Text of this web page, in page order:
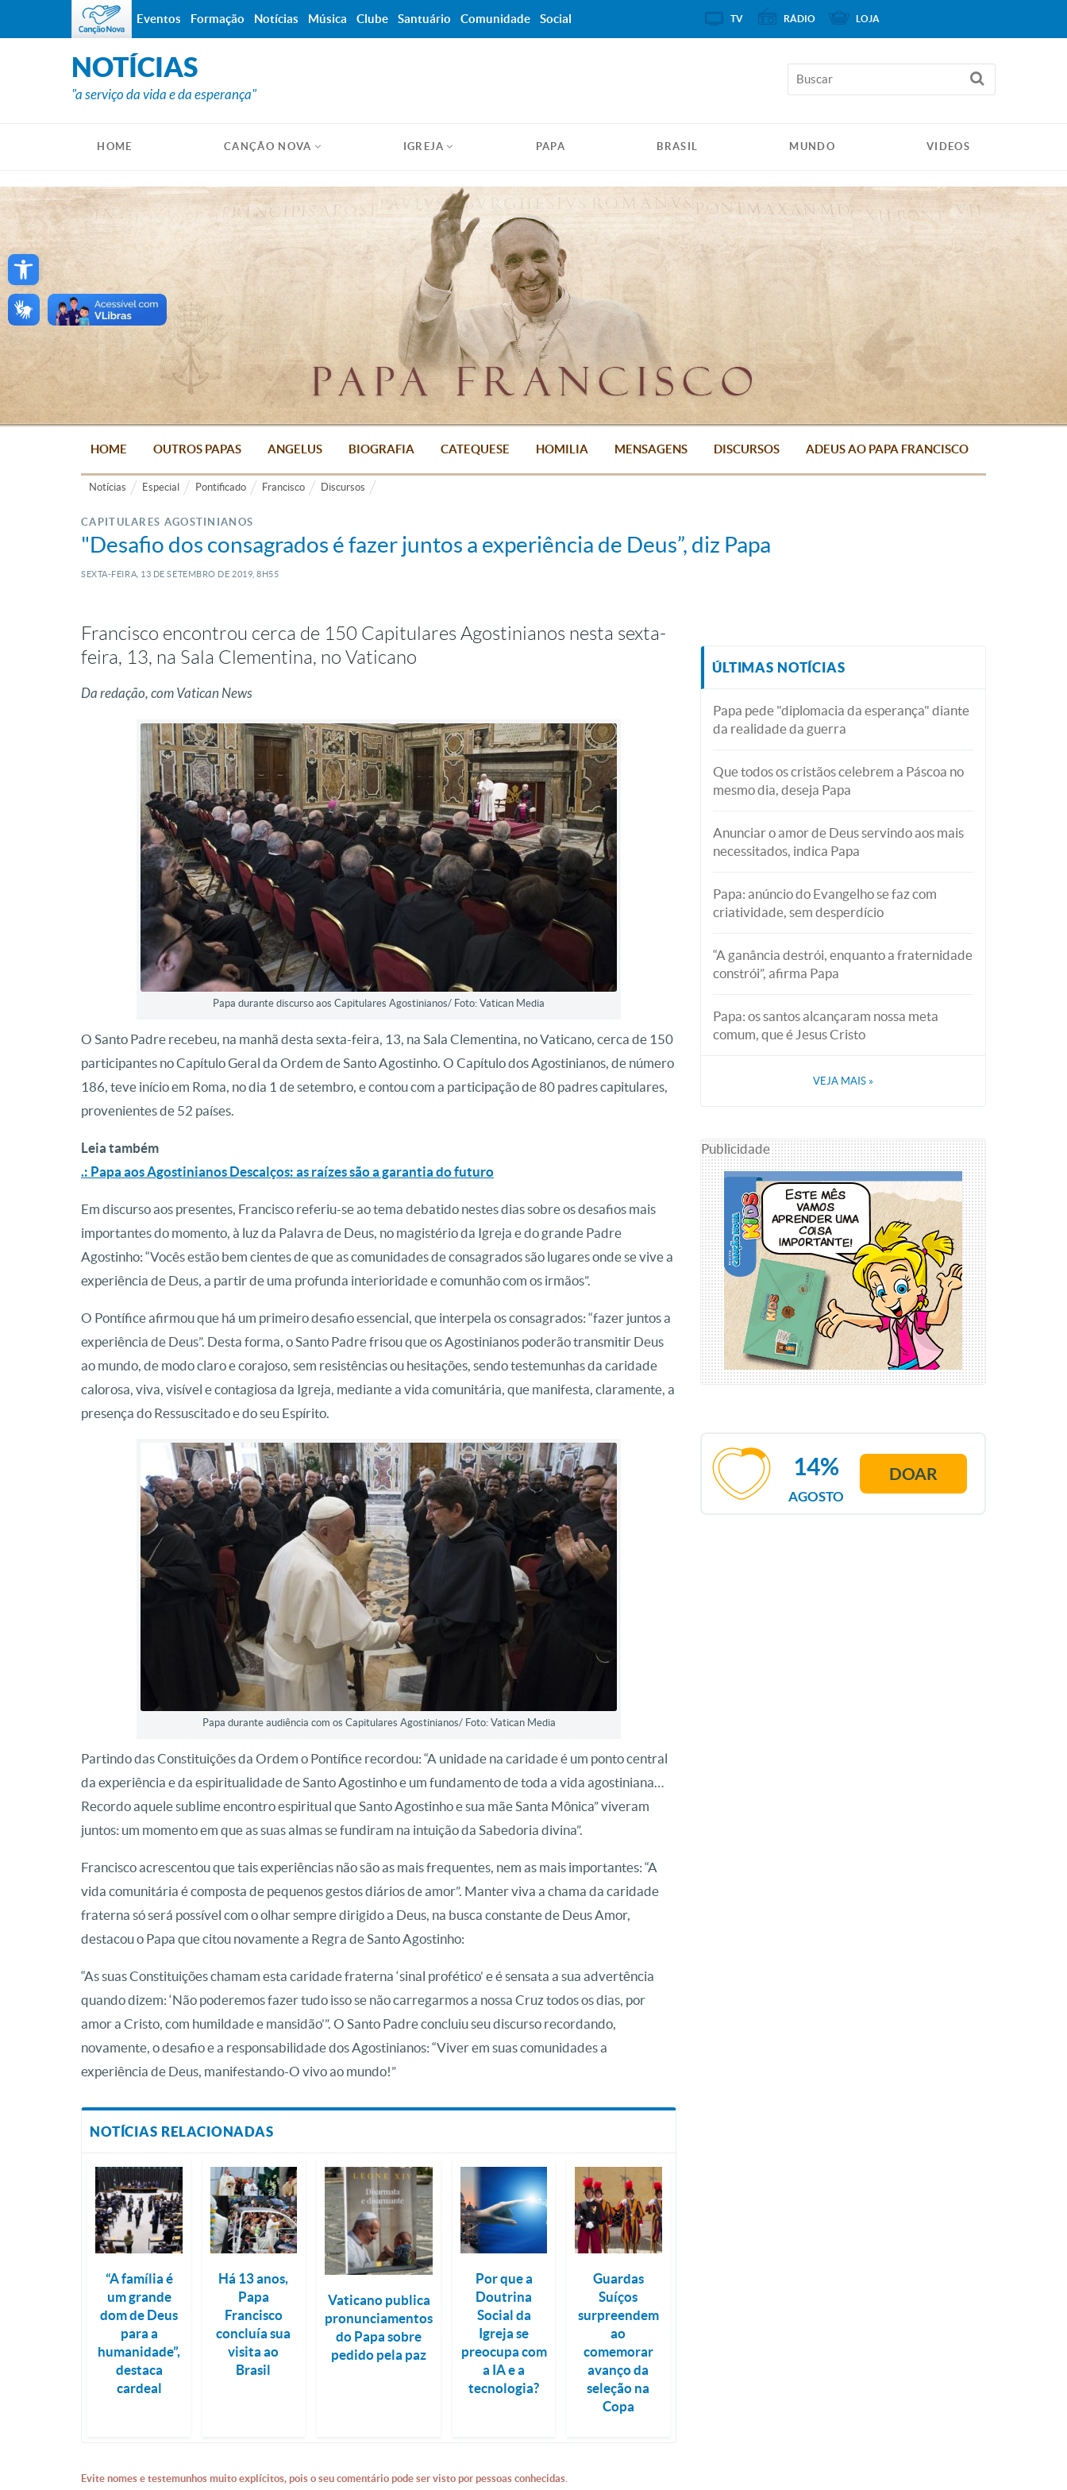
Open toolbar
NOTÍCIAS
"a serviço da vida e da esperança"
HOME CANÇÃO NOVA IGREJA PAPA BRASIL MUNDO VIDEOS
HOME OUTROS PAPAS ANGELUS BIOGRAFIA CATEQUESE HOMILIA MENSAGENS DISCURSOS ADEUS AO PAPA FRANCISCO
Notícias Especial Pontificado Francisco Discursos
CAPITULARES AGOSTINIANOS
"Desafio dos consagrados é fazer juntos a experiência de Deus”, diz Papa
SEXTA-FEIRA, 13 DE SETEMBRO DE 2019, 8H55
Francisco encontrou cerca de 150 Capitulares Agostinianos nesta sexta-
feira, 13, na Sala Clementina, no Vaticano
Da redação, com Vatican News
Papa durante discurso aos Capitulares Agostinianos/ Foto: Vatican Media
O Santo Padre recebeu, na manhã desta sexta-feira, 13, na Sala Clementina, no Vaticano, cerca de 150
participantes no Capítulo Geral da Ordem de Santo Agostinho. O Capítulo dos Agostinianos, de número
186, teve início em Roma, no dia 1 de setembro, e contou com a participação de 80 padres capitulares,
provenientes de 52 países.
Leia também
.: Papa aos Agostinianos Descalços: as raízes são a garantia do futuro
Em discurso aos presentes, Francisco referiu-se ao tema debatido nestes dias sobre os desafios mais
importantes do momento, à luz da Palavra de Deus, no magistério da Igreja e do grande Padre
Agostinho: “Vocês estão bem cientes de que as comunidades de consagrados são lugares onde se vive a
experiência de Deus, a partir de uma profunda interioridade e comunhão com os irmãos”.
O Pontífice afirmou que há um primeiro desafio essencial, que interpela os consagrados: “fazer juntos a
experiência de Deus”. Desta forma, o Santo Padre frisou que os Agostinianos poderão transmitir Deus
ao mundo, de modo claro e corajoso, sem resistências ou hesitações, sendo testemunhas da caridade
calorosa, viva, visível e contagiosa da Igreja, mediante a vida comunitária, que manifesta, claramente, a
presença do Ressuscitado e do seu Espírito.
Papa durante audiência com os Capitulares Agostinianos/ Foto: Vatican Media
Partindo das Constituições da Ordem o Pontífice recordou: “A unidade na caridade é um ponto central
da experiência e da espiritualidade de Santo Agostinho e um fundamento de toda a vida agostiniana…
Recordo aquele sublime encontro espiritual que Santo Agostinho e sua mãe Santa Mônica” viveram
juntos: um momento em que as suas almas se fundiram na intuição da Sabedoria divina”.
Francisco acrescentou que tais experiências não são as mais frequentes, nem as mais importantes: “A
vida comunitária é composta de pequenos gestos diários de amor”. Manter viva a chama da caridade
fraterna só será possível com o olhar sempre dirigido a Deus, na busca constante de Deus Amor,
destacou o Papa que citou novamente a Regra de Santo Agostinho:
“As suas Constituições chamam esta caridade fraterna ‘sinal profético’ e é sensata a sua advertência
quando dizem: ‘Não poderemos fazer tudo isso se não carregarmos a nossa Cruz todos os dias, por
amor a Cristo, com humildade e mansidão’”. O Santo Padre concluiu seu discurso recordando,
novamente, o desafio e a responsabilidade dos Agostinianos: “Viver em suas comunidades a
experiência de Deus, manifestando-O vivo ao mundo!”
NOTÍCIAS RELACIONADAS
“A família é
um grande
dom de Deus
para a
humanidade”,
destaca
cardeal
Há 13 anos,
Papa
Francisco
concluía sua
visita ao
Brasil
Vaticano publica
pronunciamentos
do Papa sobre
pedido pela paz
Por que a
Doutrina
Social da
Igreja se
preocupa com
a IA e a
tecnologia?
Guardas
Suíços
surpreendem
ao
comemorar
avanço da
seleção na
Copa
Evite nomes e testemunhos muito explícitos, pois o seu comentário pode ser visto por pessoas conhecidas.
ÚLTIMAS NOTÍCIAS
Papa pede "diplomacia da esperança" diante
da realidade da guerra
Que todos os cristãos celebrem a Páscoa no
mesmo dia, deseja Papa
Anunciar o amor de Deus servindo aos mais
necessitados, indica Papa
Papa: anúncio do Evangelho se faz com
criatividade, sem desperdício
“A ganância destrói, enquanto a fraternidade
constrói”, afirma Papa
Papa: os santos alcançaram nossa meta
comum, que é Jesus Cristo
VEJA MAIS »
Publicidade
AGOSTO
14% DOAR
Eventos Formação Notícias Música Clube Santuário Comunidade Social TV RÁDIO LOJA